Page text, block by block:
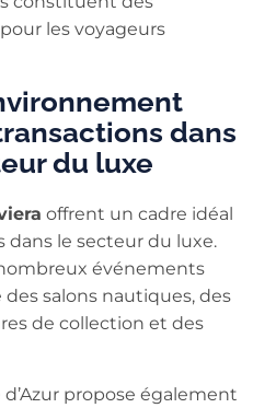
les voyageurs
dans
du luxe
offrent un cadre idéal
dans le secteur du luxe.
événements
salons nautiques, des
de collection et des
d’Azur propose également